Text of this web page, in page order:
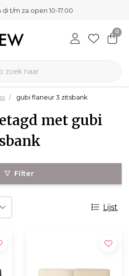
t/m za open 10-17.00
0
gubi flaneur 3 zitsbank
met gubi
Filter
Lijst